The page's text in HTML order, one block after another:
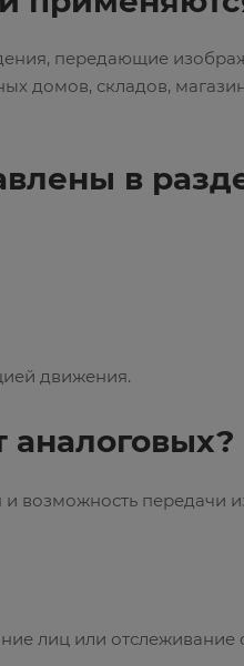
передающие
домов, складов,
в
движения.
возможность передачи
лиц или отслеживание